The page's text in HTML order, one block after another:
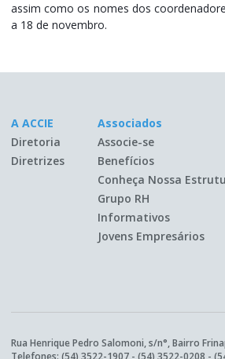
assim como os nomes dos
a 18 de novembro.
A ACCIE
Diretoria
Diretrizes
Associados
Associe-se
Benefícios
Conheça Nossa
Grupo RH
Informativos
Jovens Empresários
Rua Henrique Pedro Salomoni, s/n°, Bairro
Telefones: (54) 3522-1907 - (54) 3522-0208 -